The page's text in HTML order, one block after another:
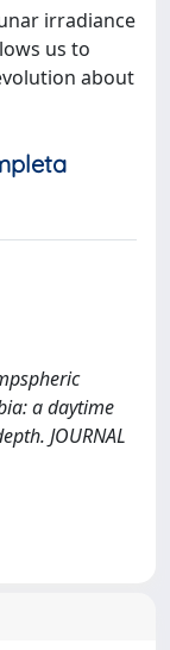
irradiance
us to
about
a daytime
JOURNAL